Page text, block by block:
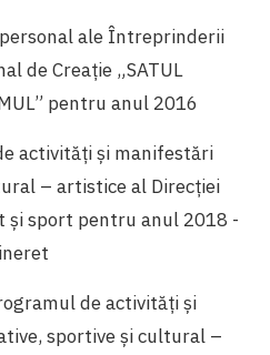
ale Întreprinderii
de Creaţie „SATUL
pentru anul 2016
activități și manifestări
– artistice al Direcției
și sport pentru anul 2018 -
de activități și
sportive și cultural –